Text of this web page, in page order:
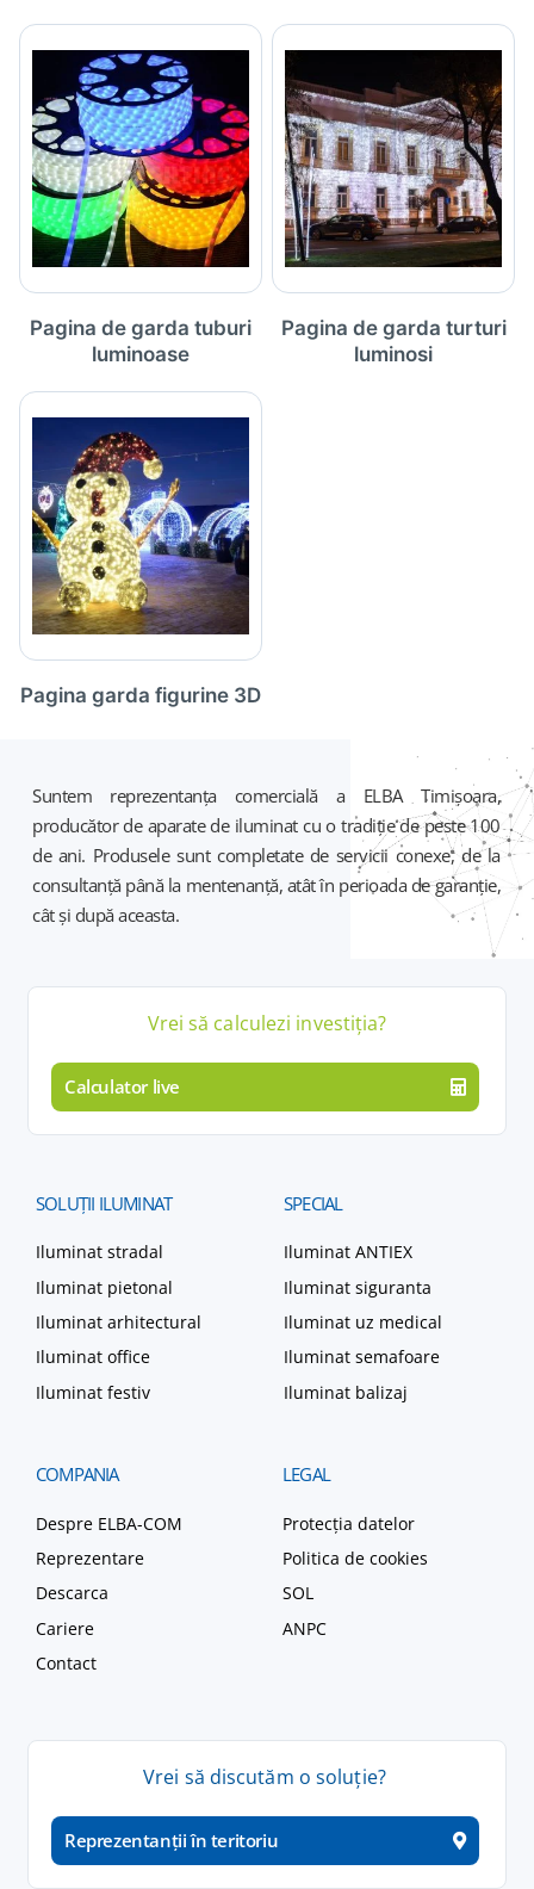
Pagina de garda tuburi
luminoase
Pagina de garda turturi
luminosi
Pagina garda figurine 3D
Suntem reprezentanța comercială a ELBA Timișoara,
producător de aparate de iluminat cu o tradiție de peste 100
de ani. Produsele sunt completate de servicii conexe, de la
consultanță până la mentenanță, atât în perioada de garanție,
cât și după aceasta.
Vrei să calculezi investiția?
Calculator live
SOLUȚII ILUMINAT
Iluminat stradal
Iluminat pietonal
Iluminat arhitectural
Iluminat office
Iluminat festiv
SPECIAL
Iluminat ANTIEX
Iluminat siguranta
Iluminat uz medical
Iluminat semafoare
Iluminat balizaj
COMPANIA
Despre ELBA-COM
Reprezentare
Descarca
Cariere
Contact
LEGAL
Protecția datelor
Politica de cookies
SOL
ANPC
Vrei să discutăm osoluție?
Reprezentanții în teritoriu